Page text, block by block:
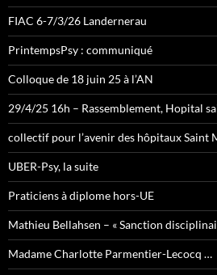
FIAC 6-7/3/26 Landernerau
PrintempsPsy : communiqué
Colloque de 18 juin 25 à l’AN
29/4/25 16h – Rassemblement, Hopital
collectif pour l’avenir des hôpitaux Saint
UBER-Psy, la suite
Praticiens à diplome hors-UE
Mathieu Bellahsen – « Sanction
Madame Charlotte Parmentier-Lecocq …